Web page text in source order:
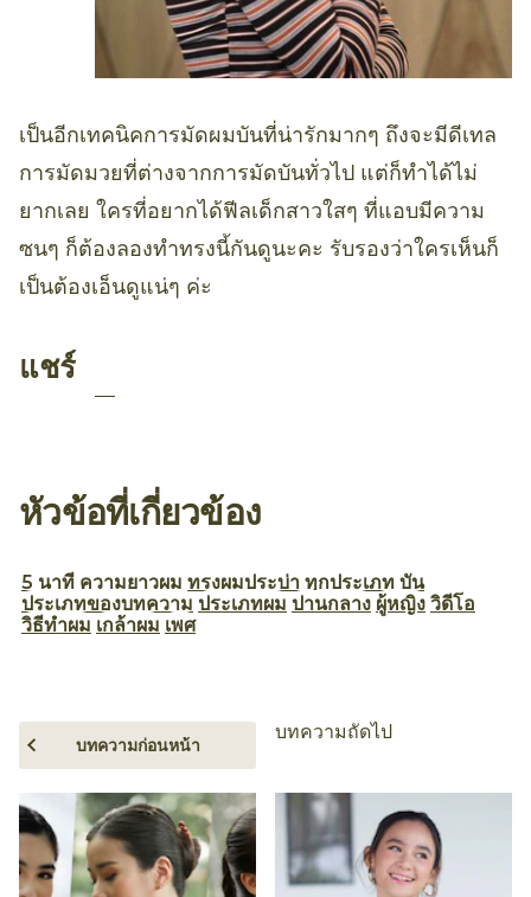
เป็นอีกเทคนิคการมัดผมบันที่น่ารักมากๆ ถึงจะมีดีเทล
การมัดมวยที่ต่างจากการมัดบันทั่วไป แต่ก็ทำได้ไม่
ยากเลย ใครที่อยากได้ฟีลเด็กสาวใสๆ ที่แอบมีความ
ซนๆ ก็ต้องลองทำทรงนี้กันดูนะคะ รับรองว่าใครเห็นก็
เป็นต้องเอ็นดูแน่ๆ ค่ะ
แชร์
หัวข้อที่เกี่ยวข้อง
5 นาที ความยาวผม ทรงผมประบ่า ทุกประเภท บัน
ประเภทของบทความ ประเภทผม ปานกลาง ผู้หญิง วิดีโอ
วิธีทำผม เกล้าผม เพศ
บทความก่อนหน้า
บทความถัดไป